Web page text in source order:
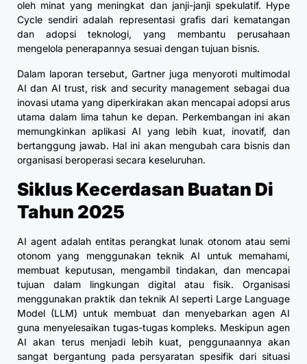
oleh minat yang meningkat dan janji-janji spekulatif. Hype
Cycle sendiri adalah representasi grafis dari kematangan
dan adopsi teknologi, yang membantu perusahaan
mengelola penerapannya sesuai dengan tujuan bisnis.
Dalam laporan tersebut, Gartner juga menyoroti multimodal
AI dan AI trust, risk and security management sebagai dua
inovasi utama yang diperkirakan akan mencapai adopsi arus
utama dalam lima tahun ke depan. Perkembangan ini akan
memungkinkan aplikasi AI yang lebih kuat, inovatif, dan
bertanggung jawab. Hal ini akan mengubah cara bisnis dan
organisasi beroperasi secara keseluruhan.
Siklus Kecerdasan Buatan Di
Tahun 2025
AI agent adalah entitas perangkat lunak otonom atau semi
otonom yang menggunakan teknik AI untuk memahami,
membuat keputusan, mengambil tindakan, dan mencapai
tujuan dalam lingkungan digital atau fisik. Organisasi
menggunakan praktik dan teknik AI seperti Large Language
Model (LLM) untuk membuat dan menyebarkan agen AI
guna menyelesaikan tugas-tugas kompleks. Meskipun agen
AI akan terus menjadi lebih kuat, penggunaannya akan
sangat bergantung pada persyaratan spesifik dari situasi